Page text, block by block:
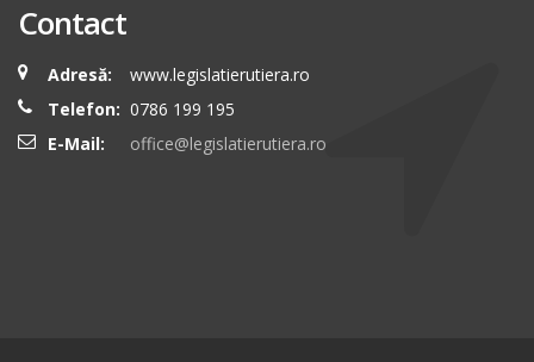
Contact
Adresă:
www.legislatierutiera.ro
Telefon: 0786 199 195
E-Mail:
office@legislatierutiera.ro